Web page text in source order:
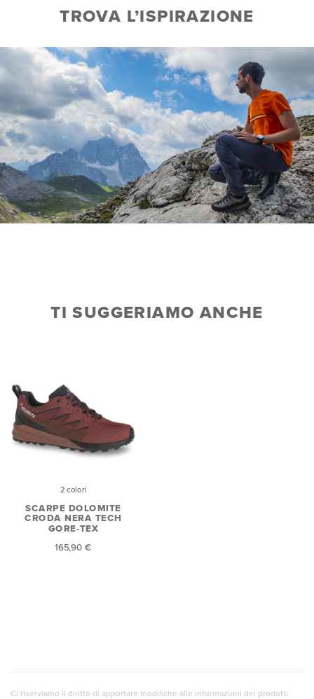
TROVA L’ISPIRAZIONE
TI SUGGERIAMO ANCHE
2 colori
SCARPE DOLOMITE
CRODA NERA TECH
GORE-TEX
165,90 €
Ci riserviamo il diritto di apportare modifiche alle informazioni dei prodotti